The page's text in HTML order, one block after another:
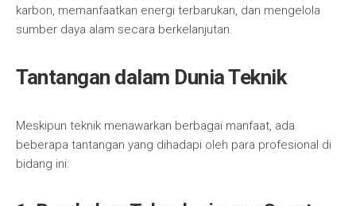
karbon, memanfaatkan energi terbarukan, dan mengelola
sumber daya alam secara berkelanjutan.
Tantangan dalam Dunia Teknik
Meskipun teknik menawarkan berbagai manfaat, ada
beberapa tantangan yang dihadapi oleh para profesional di
bidang ini: